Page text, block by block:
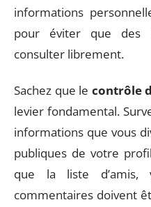
informations
pour éviter que des
consulter librement.
Sachez que le contrôle
levier fondamental.
informations que vous
publiques de votre
que la liste d’amis,
commentaires doivent